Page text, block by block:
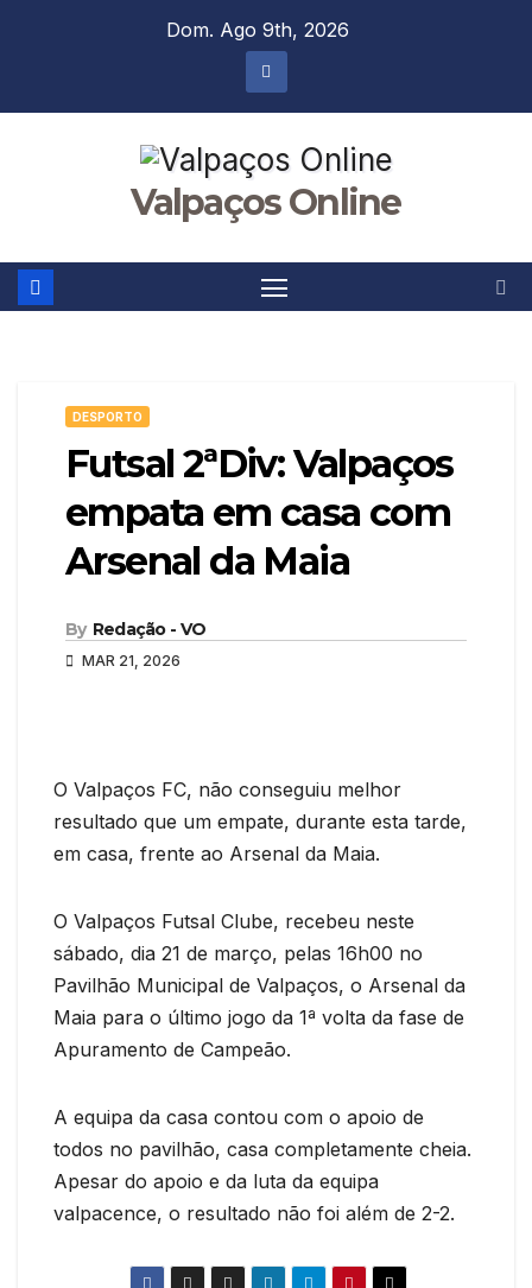
Dom. Ago 9th, 2026
Valpaços Online
DESPORTO
Futsal 2ªDiv: Valpaços
empata em casa com
Arsenal da Maia
By Redação - VO
MAR 21, 2026
O Valpaços FC, não conseguiu melhor
resultado que um empate, durante esta tarde,
em casa, frente ao Arsenal da Maia.
O Valpaços Futsal Clube, recebeu neste
sábado, dia 21 de março, pelas 16h00 no
Pavilhão Municipal de Valpaços, o Arsenal da
Maia para o último jogo da 1ª volta da fase de
Apuramento de Campeão.
A equipa da casa contou com o apoio de
todos no pavilhão, casa completamente cheia.
Apesar do apoio e da luta da equipa
valpacence, o resultado não foi além de 2-2.